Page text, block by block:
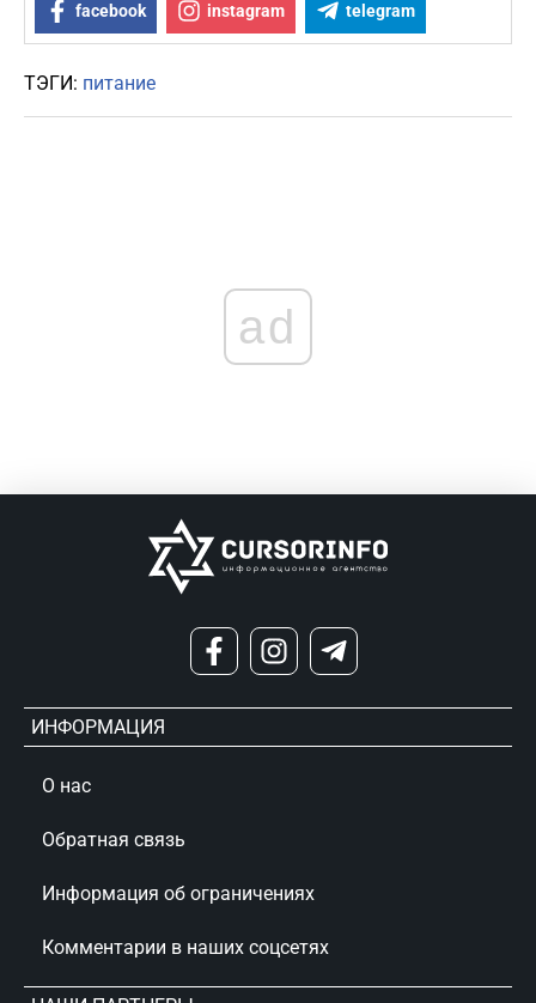
facebook instagram telegram
ТЭГИ: питание
ad
ИНФОРМАЦИЯ
О нас
Обратная связь
Информация об ограничениях
Комментарии в наших соцсетях